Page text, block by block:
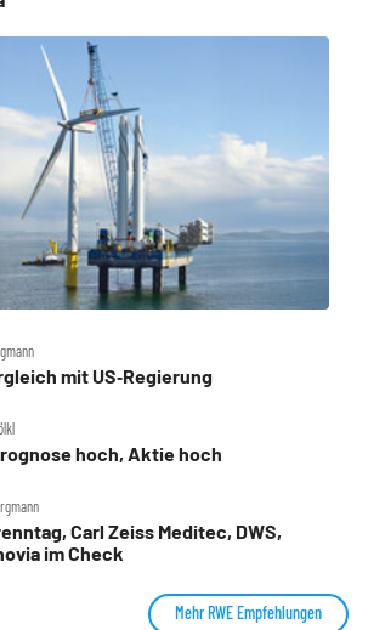
mit US‑Regierung
hoch, Aktie hoch
Carl Zeiss Meditec, DWS,
im Check
Mehr RWE Empfehlungen